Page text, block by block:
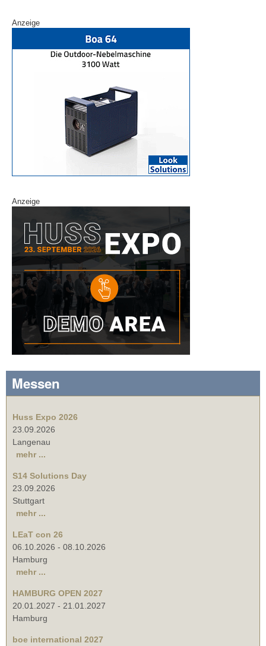
Anzeige
Anzeige
Messen
Huss Expo 2026
23.09.2026
Langenau
mehr ...
S14 Solutions Day
23.09.2026
Stuttgart
mehr ...
LEaT con 26
06.10.2026 - 08.10.2026
Hamburg
mehr ...
HAMBURG OPEN 2027
20.01.2027 - 21.01.2027
Hamburg
boe international 2027